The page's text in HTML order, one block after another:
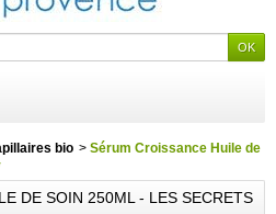
bio > Sérum Croissance Huile de
DE SOIN 250ML - LES SECRETS